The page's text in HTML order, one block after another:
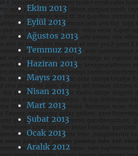
Ekim 2013
Eylül 2013
Ağustos 2013
Temmuz 2013
Haziran 2013
Mayıs 2013
Nisan 2013
Mart 2013
Şubat 2013
Ocak 2013
Aralık 2012